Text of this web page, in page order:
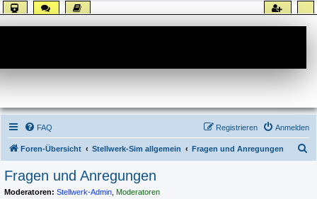
FAQ Anmelden
Registrieren
Foren-Übersicht Stellwerk-Sim allgemein Fragen und Anregungen
Fragen und Anregungen
Moderatoren: Stellwerk-Admin Moderatoren